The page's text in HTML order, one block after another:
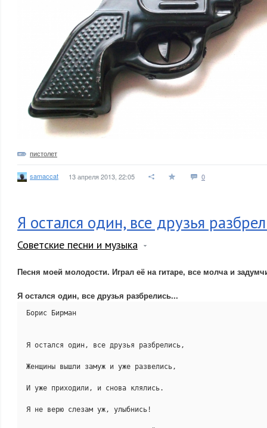
пистолет
samaccat 13 апреля 2013, 22:05 0
Я остался один, все друзья
Советские песни и музыка
Песня моей молодости. Играл её на гитаре, все молча и
Я остался один, все друзья разбрелись...
Борис Бирман
Я остался один, все друзья разбрелись,
Женщины вышли замуж и уже развелись,
И уже приходили, и снова клялись.
Я не верю слезам уж, улыбнись!